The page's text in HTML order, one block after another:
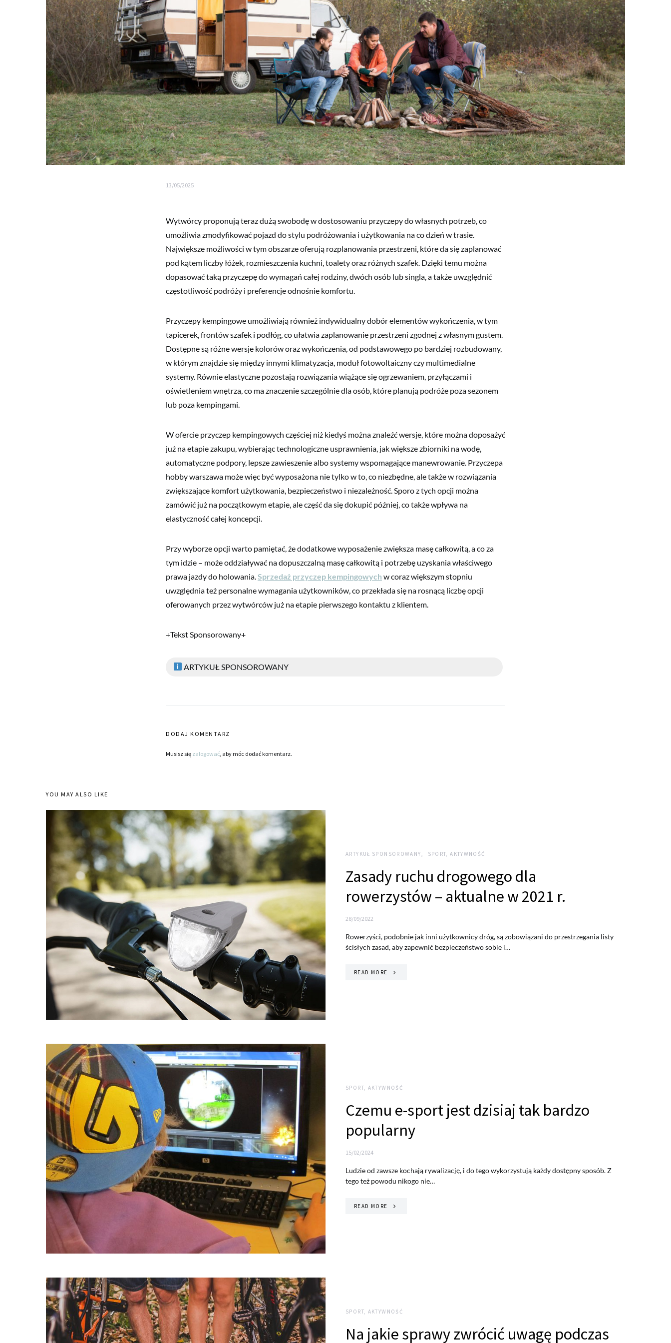
13/05/2025
Wytwórcy proponują teraz dużą swobodę w dostosowaniu przyczepy do własnych potrzeb, co
umożliwia zmodyfikować pojazd do stylu podróżowania i użytkowania na co dzień w trasie.
Największe możliwości w tym obszarze oferują rozplanowania przestrzeni, które da się zaplanować
pod kątem liczby łóżek, rozmieszczenia kuchni, toalety oraz różnych szafek. Dzięki temu można
dopasować taką przyczepę do wymagań całej rodziny, dwóch osób lub singla, a także uwzględnić
częstotliwość podróży i preferencje odnośnie komfortu.
Przyczepy kempingowe umożliwiają również indywidualny dobór elementów wykończenia, w tym
tapicerek, frontów szafek i podłóg, co ułatwia zaplanowanie przestrzeni zgodnej z własnym gustem.
Dostępne są różne wersje kolorów oraz wykończenia, od podstawowego po bardziej rozbudowany,
w którym znajdzie się między innymi klimatyzacja, moduł fotowoltaiczny czy multimedialne
systemy. Równie elastyczne pozostają rozwiązania wiążące się ogrzewaniem, przyłączami i
oświetleniem wnętrza, co ma znaczenie szczególnie dla osób, które planują podróże poza sezonem
lub poza kempingami.
W ofercie przyczep kempingowych częściej niż kiedyś można znaleźć wersje, które można doposażyć
już na etapie zakupu, wybierając technologiczne usprawnienia, jak większe zbiorniki na wodę,
automatyczne podpory, lepsze zawieszenie albo systemy wspomagające manewrowanie. Przyczepa
hobby warszawa może więc być wyposażona nie tylko w to, co niezbędne, ale także w rozwiązania
zwiększające komfort użytkowania, bezpieczeństwo i niezależność. Sporo z tych opcji można
zamówić już na początkowym etapie, ale część da się dokupić później, co także wpływa na
elastyczność całej koncepcji.
Przy wyborze opcji warto pamiętać, że dodatkowe wyposażenie zwiększa masę całkowitą, a co za
tym idzie – może oddziaływać na dopuszczalną masę całkowitą i potrzebę uzyskania właściwego
prawa jazdy do holowania. Sprzedaż przyczep kempingowych w coraz większym stopniu
uwzględnia też personalne wymagania użytkowników, co przekłada się na rosnącą liczbę opcji
oferowanych przez wytwórców już na etapie pierwszego kontaktu z klientem.
+Tekst Sponsorowany+
ARTYKUŁ SPONSOROWANY
DODAJ KOMENTARZ
Musisz się zalogować , aby móc dodać komentarz.
YOU MAY ALSO LIKE
ARTYKUŁ SPONSOROWANY SPORT, AKTYWNOŚĆ
Zasady ruchu drogowego dla
rowerzystów – aktualne w 2021 r.
28/09/2022
Rowerzyści, podobnie jak inni użytkownicy dróg, są zobowiązani do przestrzegania listy
ścisłych zasad, aby zapewnić bezpieczeństwo sobie i…
READ MORE
SPORT, AKTYWNOŚĆ
Czemu e-sport jest dzisiaj tak bardzo
popularny
15/02/2024
Ludzie od zawsze kochają rywalizację, i do tego wykorzystują każdy dostępny sposób. Z
tego też powodu nikogo nie…
READ MORE
SPORT, AKTYWNOŚĆ
Na jakie sprawy zwrócić uwagę podczas